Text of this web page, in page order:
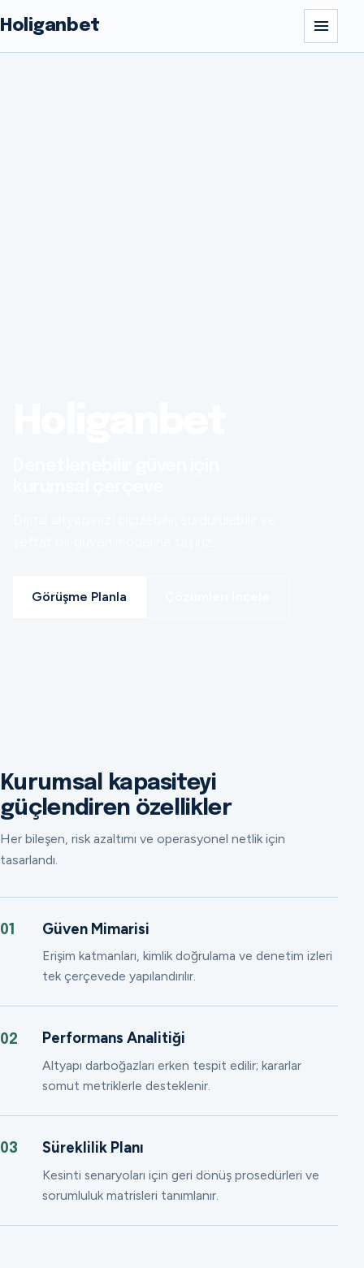
Holiganbet
Görüşme Planla
Kurumsal kapasiteyi
güçlendiren özellikler
Her bileşen, risk azaltımı ve operasyonel netlik için
tasarlandı.
01 Güven Mimarisi
Erişim katmanları, kimlik doğrulama ve denetim izleri
tek çerçevede yapılandırılır.
02 Performans Analitiği
Altyapı darboğazları erken tespit edilir; kararlar
somut metriklerle desteklenir.
03 Süreklilik Planı
Kesinti senaryoları için geri dönüş prosedürleri ve
sorumluluk matrisleri tanımlanır.